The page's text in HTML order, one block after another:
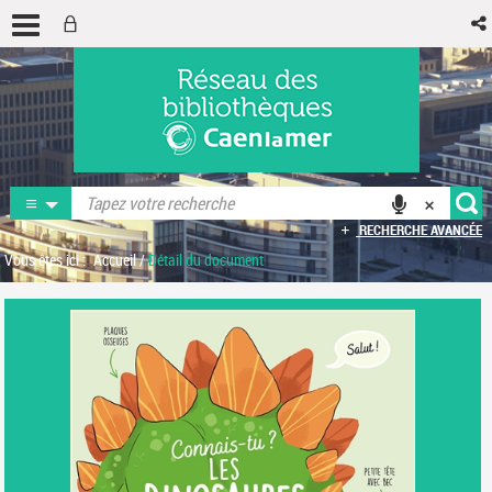
RECHERCHE AVANCÉE
Vous êtes ici : Accueil/Détail du document